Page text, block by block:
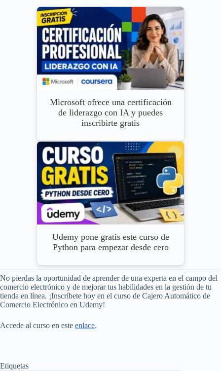
Microsoft ofrece una certificación
de liderazgo con IA y puedes
inscribirte gratis
Udemy pone gratis este curso de
Python para empezar desde cero
No pierdas la oportunidad de aprender de una experta en el campo del
comercio electrónico y de mejorar tus habilidades en la gestión de tu
tienda en línea. ¡Inscríbete hoy en el curso de Cajero Automático de
Comercio Electrónico en Udemy!
Accede al curso en este enlace.
Etiquetas